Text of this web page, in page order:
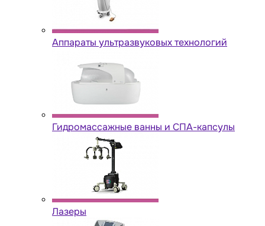
Аппараты ультразвуковых технологий
Гидромассажные ванны и СПА-капсулы
Лазеры